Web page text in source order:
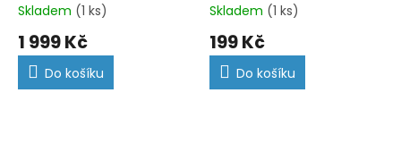
Skladem (1 ks)
1 999 Kč
Do košíku
Skladem (1 ks)
199 Kč
Do košíku